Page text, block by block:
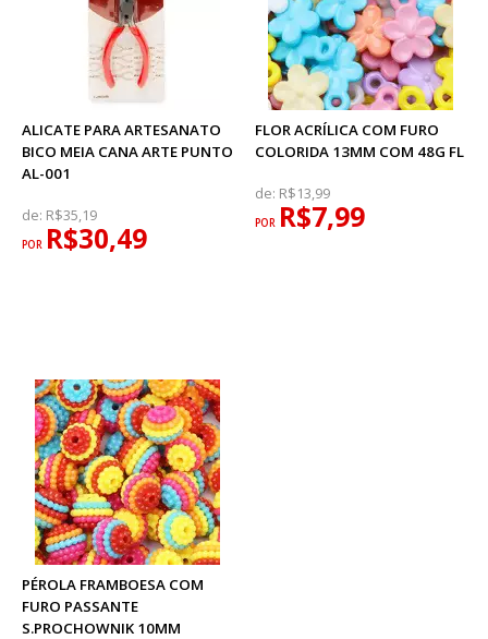
ALICATE PARA ARTESANATO
BICO MEIA CANA ARTE PUNTO
AL-001
de: R$35,19
POR R$30,49
FLOR ACRÍLICA COM FURO
COLORIDA 13MM COM 48G FL
de: R$13,99
POR R$7,99
PÉROLA FRAMBOESA COM
FURO PASSANTE
S.PROCHOWNIK 10MM